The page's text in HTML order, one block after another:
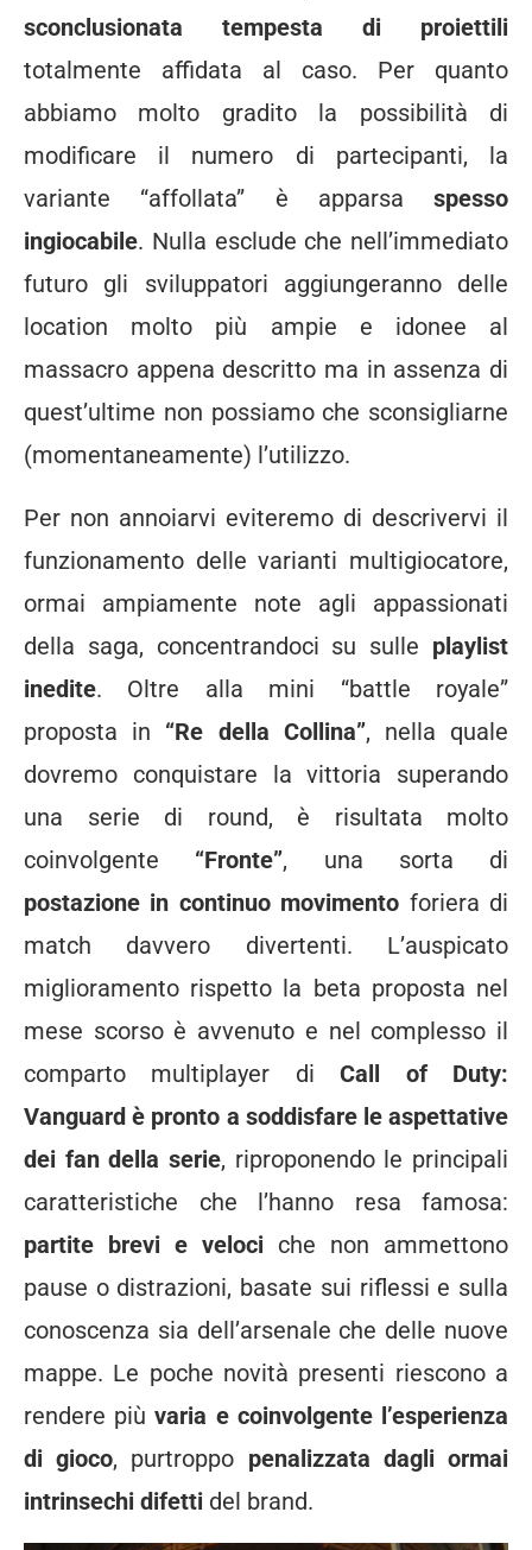
sconclusionata tempesta di proiettili
totalmente affidata al caso. Per quanto
abbiamo molto gradito la possibilità di
modificare il numero di partecipanti, la
variante “affollata” è apparsa spesso
ingiocabile. Nulla esclude che nell’immediato
futuro gli sviluppatori aggiungeranno delle
location molto più ampie e idonee al
massacro appena descritto ma in assenza di
quest’ultime non possiamo che sconsigliarne
(momentaneamente) l’utilizzo.
Per non annoiarvi eviteremo di descrivervi il
funzionamento delle varianti multigiocatore,
ormai ampiamente note agli appassionati
della saga, concentrandoci su sulle playlist
inedite. Oltre alla mini “battle royale”
proposta in “Re della Collina”, nella quale
dovremo conquistare la vittoria superando
una serie di round, è risultata molto
coinvolgente “Fronte”, una sorta di
postazione in continuo movimento foriera di
match davvero divertenti. L’auspicato
miglioramento rispetto la beta proposta nel
mese scorso è avvenuto e nel complesso il
comparto multiplayer diCall of Duty:
Vanguard è pronto a soddisfare le aspettative
dei fan della serie, riproponendo le principali
caratteristiche che l’hanno resa famosa:
partite brevi e veloci che non ammettono
pause o distrazioni, basate sui riflessi e sulla
conoscenza sia dell’arsenale che delle nuove
mappe. Le poche novità presenti riescono a
rendere piùvaria e coinvolgente l’esperienza
di gioco, purtroppo penalizzata dagli ormai
intrinsechi difetti del brand.